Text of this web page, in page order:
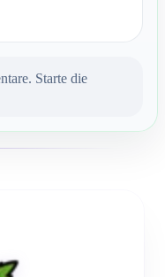
Starte die